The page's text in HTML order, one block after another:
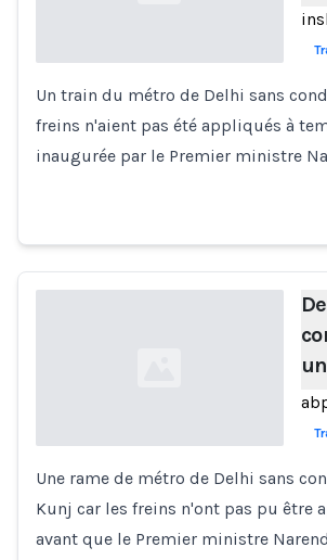
Un train du métro de Delhi sans
freins n'aient pas été appliqués à
inaugurée par le Premier ministre
Une rame de métro de Delhi sans
Kunj car les freins n'ont pas pu être
avant que le Premier ministre